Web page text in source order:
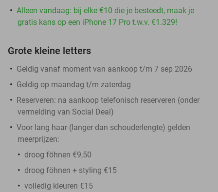
Alleen vandaag: bij elke €10 die je besteedt, maak je
gratis kans op een iPhone 17 Pro t.w.v. €1.329!
Grote kleine letters
Geldig vanaf moment van aankoop t/m 7 sep 2026
Geldig op maandag t/m zaterdag
Reserveren: na aankoop telefonisch reserveren (onder
vermelding van Social Deal)
Voor lang haar (langer dan schouderlengte) gelden
meerprijzen:
droog föhnen €9,50
droog föhnen + styling €15
volledig kleuren €15